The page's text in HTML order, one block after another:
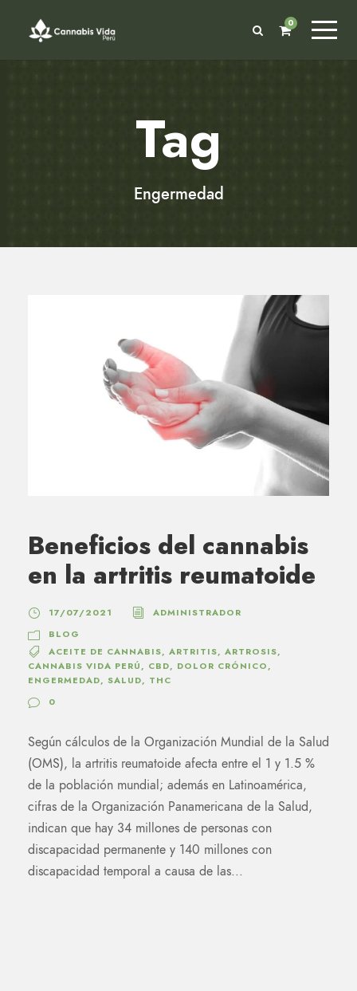
0
Tag
Engermedad
Beneficios del cannabis
en la artritis reumatoide
17/07/2021
ADMINISTRADOR
BLOG
ACEITE DE CANNABIS, ARTRITIS, ARTROSIS,
CANNABIS VIDA PERÚ, CBD, DOLOR CRÓNICO,
ENGERMEDAD, SALUD, THC
0
Según cálculos de la Organización Mundial de la Salud
(OMS), la artritis reumatoide afecta entre el 1 y 1.5 %
de la población mundial; además en Latinoamérica,
cifras de la Organización Panamericana de la Salud,
indican que hay 34 millones de personas con
discapacidad permanente y 140 millones con
discapacidad temporal a causa de las...